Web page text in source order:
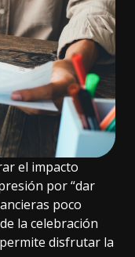
el impacto
por “dar
poco
la celebración
disfrutar la